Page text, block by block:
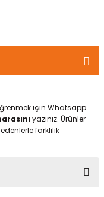
için Whatsapp
yazınız. Ürünler
farklılık